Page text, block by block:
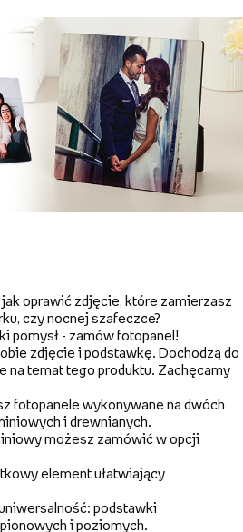
oprawić zdjęcie, które zamierzasz
czy nocnej szafeczce?
pomysł - zamów fotopanel!
zdjęcie i podstawkę. Dochodzą do
na temat tego produktu. Zachęcamy
fotopanele wykonywane na dwóch
i drewnianych.
możesz zamówić w opcji
element ułatwiający
podstawki
i poziomych.